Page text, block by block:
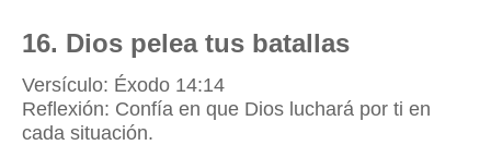
16. Dios pelea tus batallas
Versículo: Éxodo 14:14
Reflexión: Confía en que Dios luchará por ti en
cada situación.